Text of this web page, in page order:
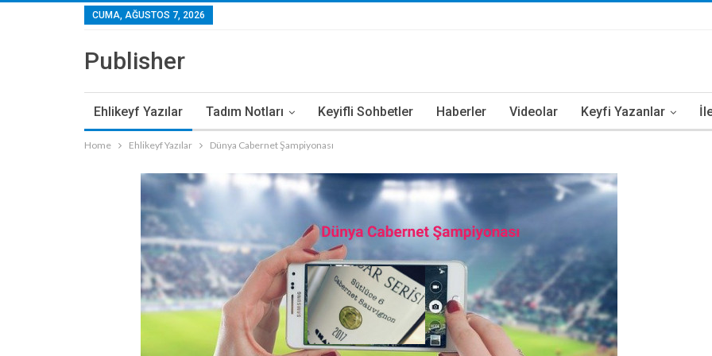
CUMA, AĞUSTOS 7, 2026
Publisher
Ehlikeyf Yazılar Tadım Notları Keyifli Sohbetler Haberler Videolar Keyfi Yazanlar
Home Ehlikeyf Yazılar Dünya Cabernet Şampiyonası